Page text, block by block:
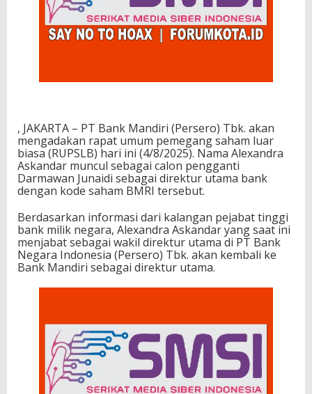
, JAKARTA – PT Bank Mandiri (Persero) Tbk. akan
mengadakan rapat umum pemegang saham luar
biasa (RUPSLB) hari ini (4/8/2025). Nama Alexandra
Askandar muncul sebagai calon pengganti
Darmawan Junaidi sebagai direktur utama bank
dengan kode saham BMRI tersebut.
Berdasarkan informasi dari kalangan pejabat tinggi
bank milik negara, Alexandra Askandar yang saat ini
menjabat sebagai wakil direktur utama di PT Bank
Negara Indonesia (Persero) Tbk. akan kembali ke
Bank Mandiri sebagai direktur utama.